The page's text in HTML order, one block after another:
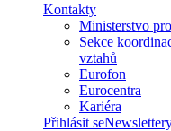
Kontakty
Ministerstvo
Sekce
vztahů
Eurofon
Eurocentra
Kariéra
Přihlásit se